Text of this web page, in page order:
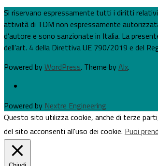
Si riservano espressamente tutti i diritti
attività di TDM non espressamente
d’autore e sono sanzionate in Italia. La
dell’art. 4 della Direttiva UE 790/2019 e del
Powered byWordPress. Theme byAlx.
Powered by Nextre Engineering
Questo sito utilizza cookie, anche di terze
del sito acconsenti all'uso dei cookie. Puoi